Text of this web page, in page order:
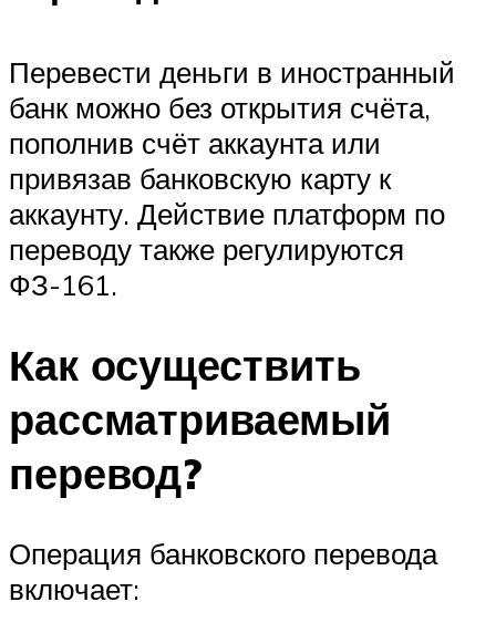
Перевести деньги в иностранный
банк можно без открытия счёта,
пополнив счёт аккаунта или
привязав банковскую карту к
аккаунту. Действие платформ по
переводу также регулируются
ФЗ-161.
Как осуществить
рассматриваемый
перевод?
Операция банковского перевода
включает: